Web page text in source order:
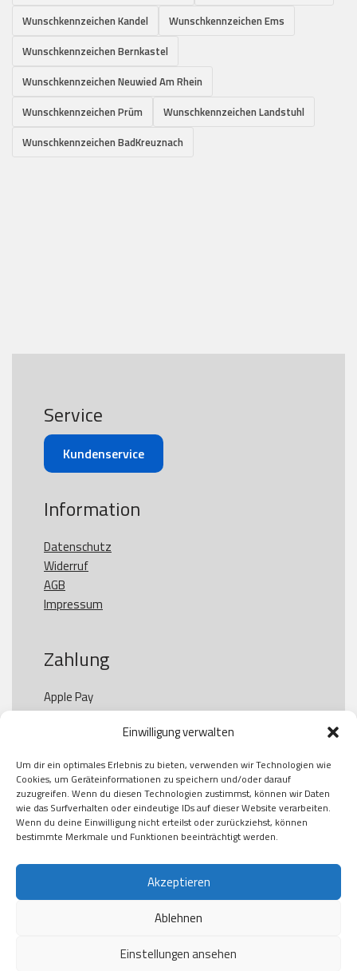
Einwilligung verwalten
Um dir ein optimales Erlebnis zu bieten, verwenden wir Technologien wie
Cookies, um Geräteinformationen zu speichern und/oder darauf
zuzugreifen. Wenn du diesen Technologien zustimmst, können wir Daten
wie das Surfverhalten oder eindeutige IDs auf dieser Website verarbeiten.
Wenn du deine Einwilligung nicht erteilst oder zurückziehst, können
bestimmte Merkmale und Funktionen beeinträchtigt werden.
Akzeptieren
Ablehnen
Einstellungen ansehen
Wunschkennzeichen Kandel
Wunschkennzeichen Ems
Wunschkennzeichen Bernkastel
Wunschkennzeichen Neuwied Am Rhein
Wunschkennzeichen Prüm
Wunschkennzeichen Landstuhl
Wunschkennzeichen BadKreuznach
Service
Kundenservice
Information
Datenschutz
Widerruf
AGB
Impressum
Zahlung
Apple Pay
Paypal
Kauf auf Rechung
Klarna
American Express